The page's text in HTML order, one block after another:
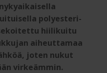
polyesteri-
hiilikuitu
aiheuttamaa
joten nukut
virkeämmin.